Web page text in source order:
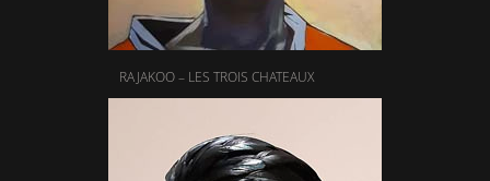
RAJAKOO – LES TROIS CHATEAUX